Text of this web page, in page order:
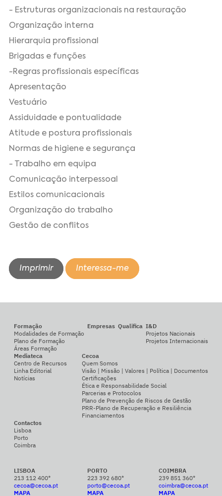
- Estruturas organizacionais na restauração
Organização interna
Hierarquia profissional
Brigadas e funções
-Regras profissionais específicas
Apresentação
Vestuário
Assiduidade e pontualidade
Atitude e postura profissionais
Normas de higiene e segurança
- Trabalho em equipa
Comunicação interpessoal
Estilos comunicacionais
Organização do trabalho
Gestão de conflitos
Imprimir Interessa-me
Formação
Modalidades de Formação
Plano de Formação
Áreas Formação
Empresas Qualifica I&D
Projetos Nacionais
Projetos Internacionais
Mediateca
Centro de Recursos
Linha Editorial
Notícias
Cecoa
Quem Somos
Visão | Missão | Valores | Política | Documentos
Certificações
Ética e Responsabilidade Social
Parcerias e Protocolos
Plano de Prevenção de Riscos de Gestão
PRR-Plano de Recuperação e Resiliência
Financiamentos
Contactos
Lisboa
Porto
Coimbra
LISBOA
213 112 400*
cecoa@cecoa.pt
MAPA
PORTO
223 392 680*
porto@cecoa.pt
MAPA
COIMBRA
239 851 360*
coimbra@cecoa.pt
MAPA